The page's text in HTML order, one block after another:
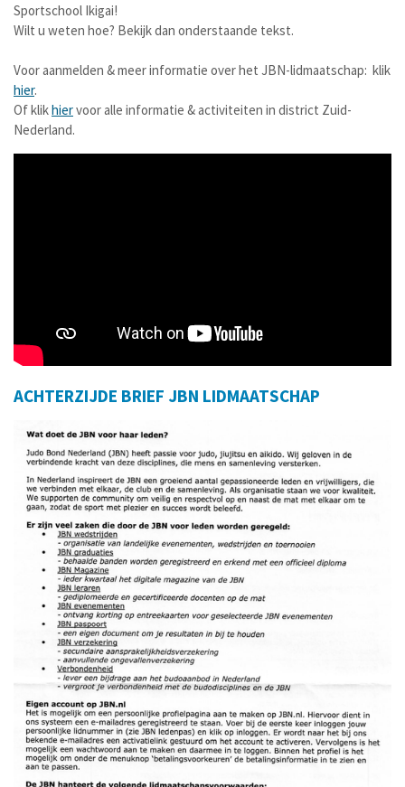
Sportschool Ikigai!
Wilt u weten hoe? Bekijk dan onderstaande tekst.
Voor aanmelden & meer informatie over het JBN-lidmaatschap: klik
hier.
Of klikhiervoor alle informatie & activiteiten in district Zuid-
Nederland.
ACHTERZIJDE BRIEF JBN LIDMAATSCHAP